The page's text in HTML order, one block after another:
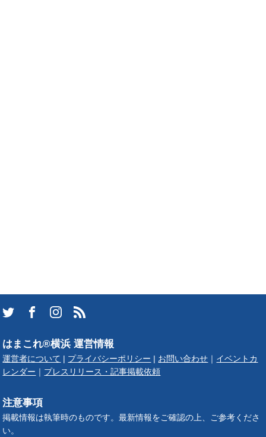
はまこれ®横浜 運営情報
運営者について プライバシーポリシー お問い合わせ
イベントカ
レンダー
プレスリリース・記事掲載依頼
注意事項
掲載情報は執筆時のものです。最新情報をご確認の上、ご参考くださ
い。